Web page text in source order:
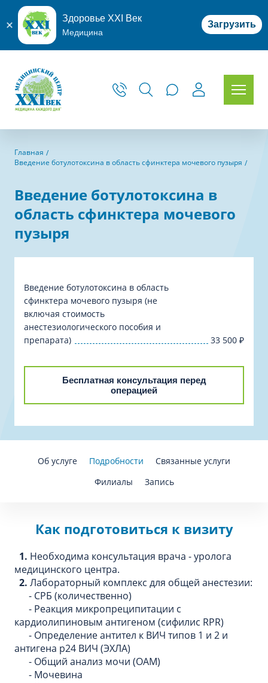
Здоровье XXI Век
Медицина
Загрузить
Главная
Введение ботулотоксина в область сфинктера мочевого пузыря
Введение ботулотоксина в
область сфинктера мочевого
пузыря
Введение ботулотоксина в область
сфинктера мочевого пузыря (не
включая стоимость
анестезиологического пособия и
препарата)
33 500 ₽
Бесплатная консультация перед
операцией
Об услуге Подробности
Связанные услуги
Филиалы
Запись
Как подготовиться к визиту
1. Необходима консультация врача - уролога
медицинского центра.
2. Лабораторный комплекс для общей анестезии:
- СРБ (количественно)
- Реакция микропреципитации с
кардиолипиновым антигеном (сифилис RPR)
- Определение антител к ВИЧ типов 1 и 2 и
антигена p24 ВИЧ (ЭХЛА)
- Общий анализ мочи (ОАМ)
- Мочевина